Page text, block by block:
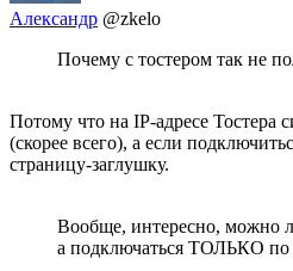
Александр @zkelo
Почему с тостером так не
Потому что на IP-адресе Тостера
(скорее всего), а если
страницу-заглушку.
Вообще, интересно, можно
а подключаться ТОЛЬКО по